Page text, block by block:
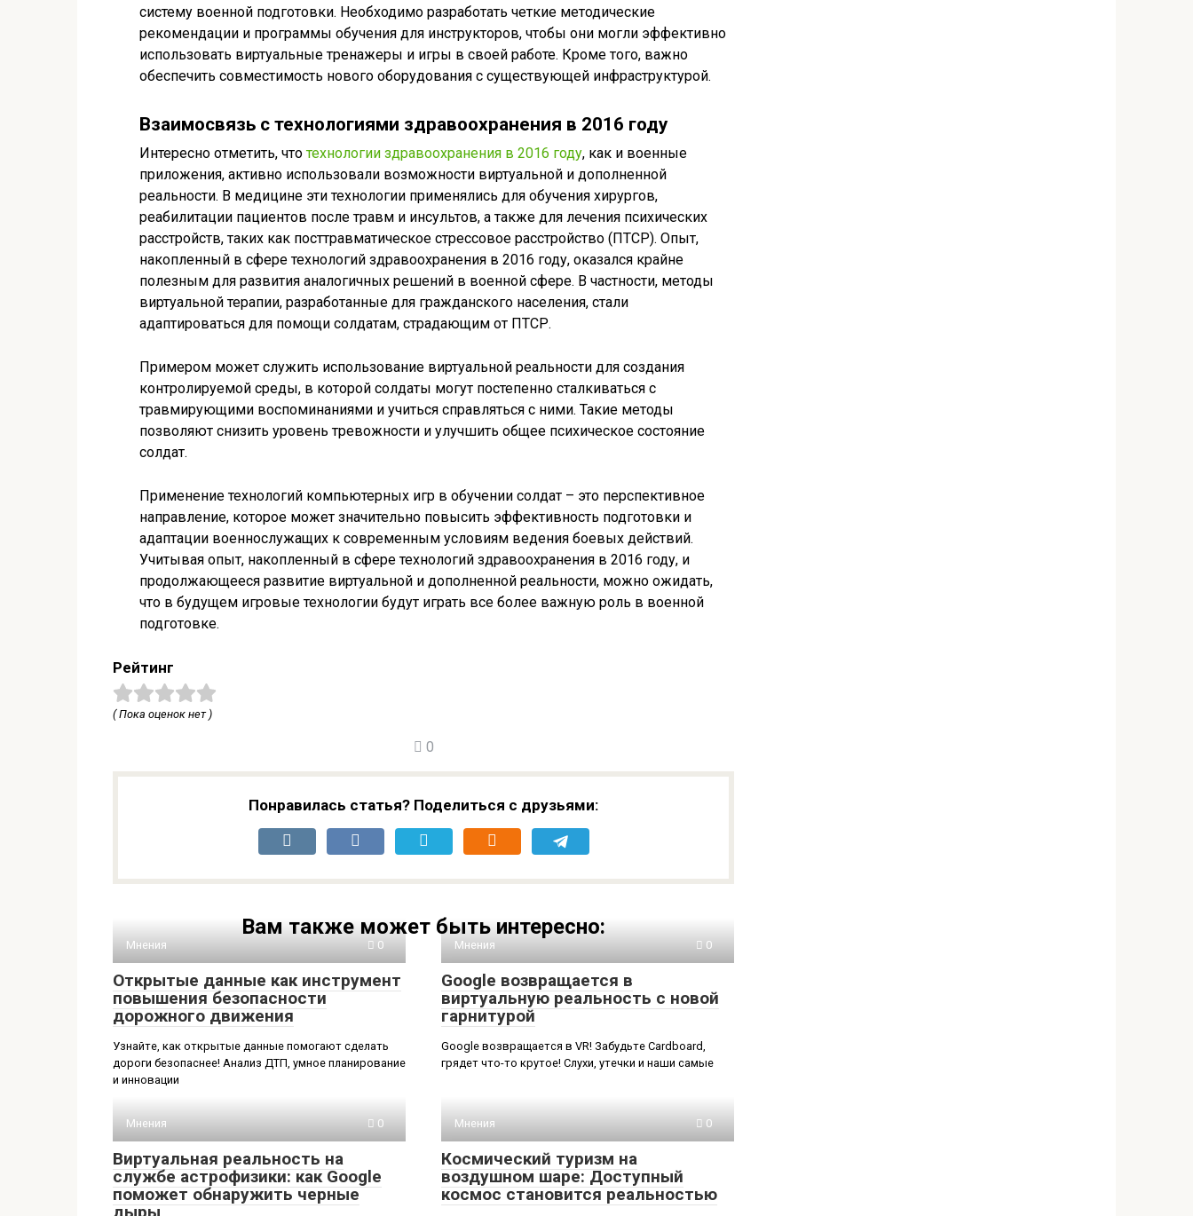
систему военной подготовки. Необходимо разработать четкие методические
рекомендации и программы обучения для инструкторов, чтобы они могли эффективно
использовать виртуальные тренажеры и игры в своей работе. Кроме того, важно
обеспечить совместимость нового оборудования с существующей инфраструктурой.
Взаимосвязь с технологиями здравоохранения в 2016 году
Интересно отметить, чтотехнологии здравоохранения в 2016 году, как и военные
приложения, активно использовали возможности виртуальной и дополненной
реальности. В медицине эти технологии применялись для обучения хирургов,
реабилитации пациентов после травм и инсультов, а также для лечения психических
расстройств, таких как посттравматическое стрессовое расстройство (ПТСР). Опыт,
накопленный в сфере технологий здравоохранения в 2016 году, оказался крайне
полезным для развития аналогичных решений в военной сфере. В частности, методы
виртуальной терапии, разработанные для гражданского населения, стали
адаптироваться для помощи солдатам, страдающим от ПТСР.
Примером может служить использование виртуальной реальности для создания
контролируемой среды, в которой солдаты могут постепенно сталкиваться с
травмирующими воспоминаниями и учиться справляться с ними. Такие методы
позволяют снизить уровень тревожности и улучшить общее психическое состояние
солдат.
Применение технологий компьютерных игр в обучении солдат – это перспективное
направление, которое может значительно повысить эффективность подготовки и
адаптации военнослужащих к современным условиям ведения боевых действий.
Учитывая опыт, накопленный в сфере технологий здравоохранения в 2016 году, и
продолжающееся развитие виртуальной и дополненной реальности, можно ожидать,
что в будущем игровые технологии будут играть все более важную роль в военной
подготовке.
Рейтинг
( Пока оценок нет )
0
Понравилась статья? Поделиться с друзьями:
Вам также может быть интересно:
Мнения 0
Открытые данные как инструмент
повышения безопасности
дорожного движения
Узнайте, как открытые данные помогают сделать
дороги безопаснее! Анализ ДТП, умное планирование
и инновации
Мнения 0
Google возвращается в
виртуальную реальность с новой
гарнитурой
Google возвращается в VR! Забудьте Cardboard,
грядет что-то крутое! Слухи, утечки и наши самые
Мнения 0
Виртуальная реальность на
службе астрофизики: как Google
поможет обнаружить черные
Мнения 0
Космический туризм на
воздушном шаре: Доступный
космос становится реальностью